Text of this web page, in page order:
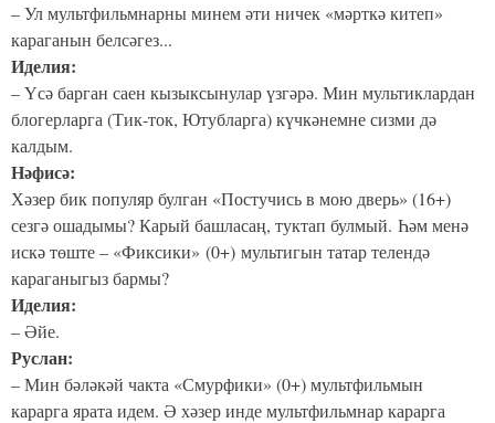
– Ул мультфильмнарны минем әти ничек «мәрткә китеп»
караганын белсәгез...
Иделия:
– Үсә барган саен кызыксынулар үзгәрә. Мин мультиклардан
блогерларга (Тик-ток, Ютубларга) күчкәнемне сизми дә
калдым.
Нәфисә:
Хәзер бик популяр булган «Постучись в мою дверь» (16+)
сезгә ошадымы? Карый башласаң, туктап булмый. Һәм менә
искә төште – «Фиксики» (0+) мультигын татар телендә
караганыгыз бармы?
Иделия:
– Әйе.
Руслан:
– Мин бәләкәй чакта «Смурфики» (0+) мультфильмын
карарга ярата идем. Ә хәзер инде мультфильмнар карарга